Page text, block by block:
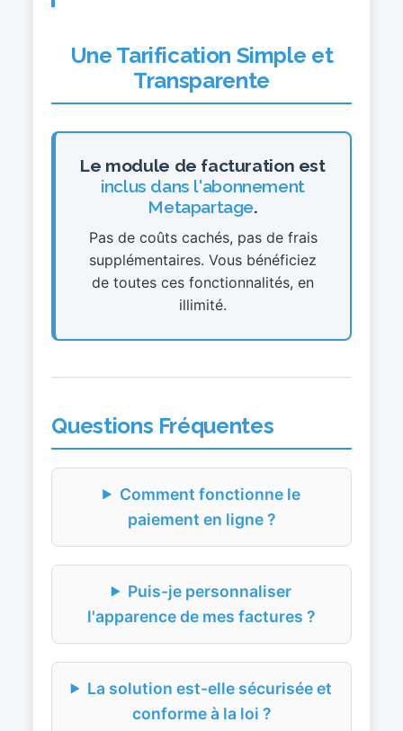
Une Tarification Simple et
Transparente
Le module de facturation est
inclus dans l'abonnement
Metapartage.
Pas de coûts cachés, pas de frais
supplémentaires. Vous bénéficiez
de toutes ces fonctionnalités, en
illimité.
Questions Fréquentes
Comment fonctionne le
paiement en ligne ?
Puis-je personnaliser
l'apparence de mes factures ?
La solution est-elle sécurisée et
conforme à la loi ?